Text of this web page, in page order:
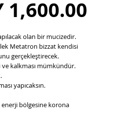
1,600.00
olan bir mucizedir.
Metatron bizzat kendisi
gerçekleştirecek.
ve kalkması mümkündür.
yapıcaksın.
bölgesine korona